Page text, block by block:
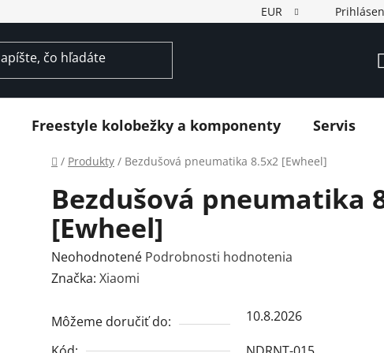
EUR
Freestyle kolobežky a komponenty Servis
Domov
/ Produkty / Bezdušová pneumatika 8.5x2 [Ewheel]
Bezdušová pneumatika
[Ewheel]
Priemerné
hodnotenie
je
0,0
Neohodnotené Podrobnosti hodnotenia
Značka: Xiaomi
Môžeme doručiť do:
10.8.2026